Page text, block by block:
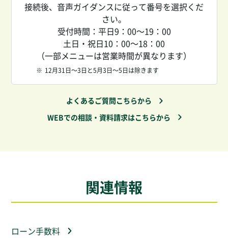
接続後、音声ガイダンスに従って番号を選択くだ
さい。
受付時間：平日9：00～19：00
土日・祝日10：00～18：00
（一部メニューは営業時間が異なります）
※ 12月31日～3日と5月3日～5日は除きます
よくあるご質問こちらから
WEBでの相談・資料請求はこちらから
関連情報
ローン手数料